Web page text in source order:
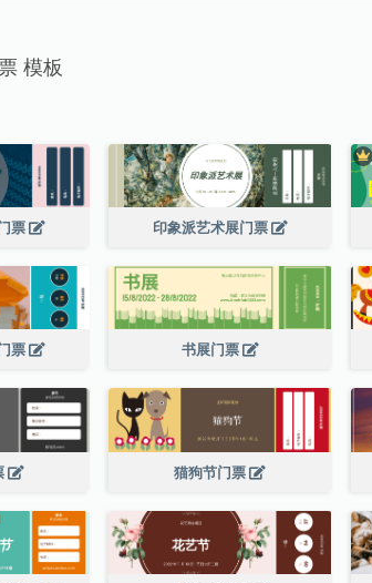
模板
票 印象派艺术展门票
票 书展门票
猫狗节门票